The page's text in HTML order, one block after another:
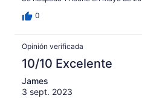
0
Opinión verificada
10/10 Excelente
James
3 sept. 2023